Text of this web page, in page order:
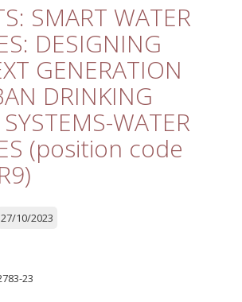
SMART WATER
DESIGNING
GENERATION
DRINKING
WATER
(position code
27/10/2023
23